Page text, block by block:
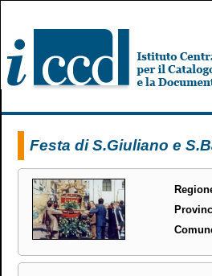
Festa di S.Giuliano e